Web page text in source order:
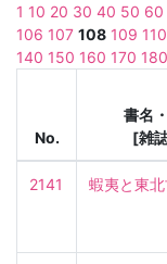
1 10 20 30 40 50 60
106 107 108 109 110
140 150 160 170 180
No.
書名
[雑
2141 蝦夷と東